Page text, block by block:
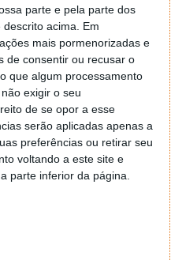
parte e pela parte dos
acima. Em
mais pormenorizadas e
de consentir ou recusar o
que algum processamento
exigir o seu
de se opor a esse
serão aplicadas apenas a
preferências ou retirar seu
voltando a este site e
parte inferior da página.
Ti?
esta GeForce
1050 Ti, sendo que
Para já ainda
sobre as
que, supostamente,
às lojas.